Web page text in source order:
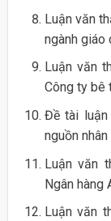
Luận văn
ngành giáo
Luận văn
Công ty bê
Đề tài
nguồn
Luận văn
Ngân hàng
Luận văn